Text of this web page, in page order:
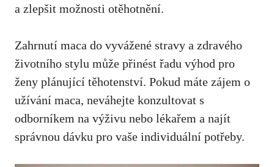
a zlepšit možnosti otěhotnění.
Zahrnutí maca do vyvážené stravy a zdravého
životního stylu může přinést řadu výhod pro
ženy plánující těhotenství. Pokud máte zájem o
užívání maca, neváhejte konzultovat s
odborníkem na výživu nebo lékařem a najít
správnou dávku pro vaše individuální potřeby.